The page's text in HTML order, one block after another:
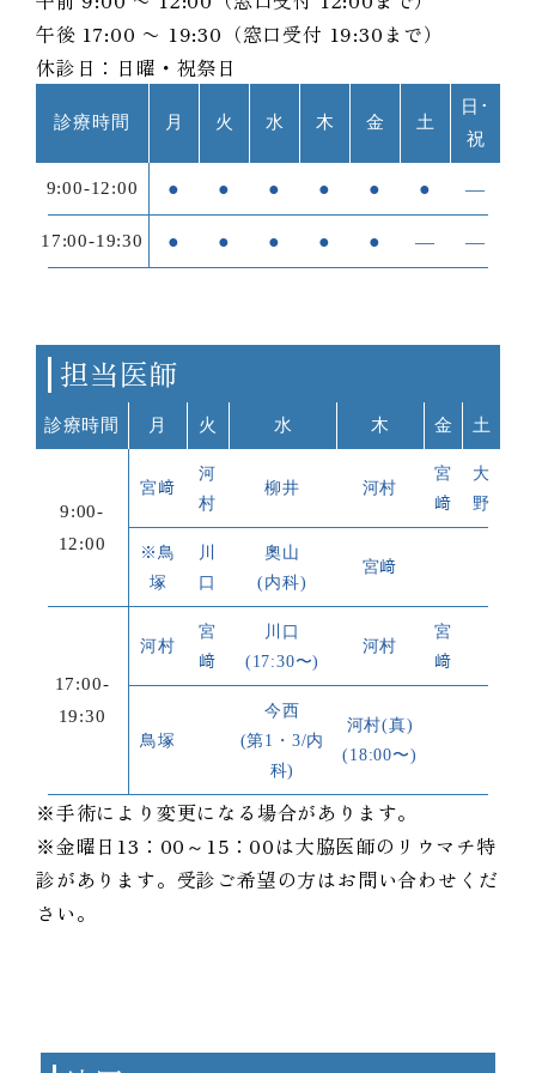
午後 17:00 〜 19:30（窓口受付 19:30まで）
休診日：日曜・祝祭日
診療時間 月 火 水 木 金 土
日･
祝
9:00-12:00 ● ● ● ● ● ● ―
17:00-19:30 ● ● ● ● ● ― ―
担当医師
診療時間 月 火 水 木 金 土
9:00-
12:00
宮﨑
河
村
柳井 河村
宮
﨑
大
野
※鳥
塚
川
口
奧山
(内科)
宮﨑
17:00-
19:30
河村
宮
﨑
川口
(17:30〜)
河村
宮
﨑
鳥塚
今西
(第1・3/内
科)
河村(真)
(18:00〜)
※手術により変更になる場合があります。
※金曜日13：00～15：00は大脇医師のリウマチ特
診があります。受診ご希望の方はお問い合わせくだ
さい。